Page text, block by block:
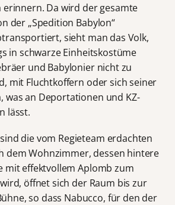
erinnern. Da wird der gesamte
der „Spedition Babylon“
sieht man das Volk,
in schwarze Einheitskostüme
und Babylonier nicht zu
mit Fluchtkoffern oder sich seiner
was an Deportationen und KZ-
lässt.
die vom Regieteam erdachten
dem Wohnzimmer, dessen hintere
mit effektvollem Aplomb zum
öffnet sich der Raum bis zur
so dass Nabucco, für den der